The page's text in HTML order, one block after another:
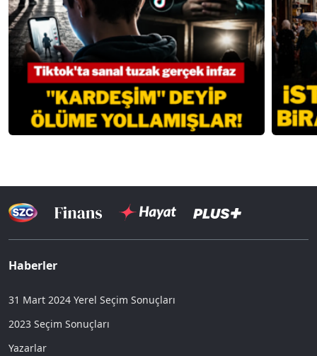
Haberler
31 Mart 2024 Yerel Seçim Sonuçları
2023 Seçim Sonuçları
Yazarlar